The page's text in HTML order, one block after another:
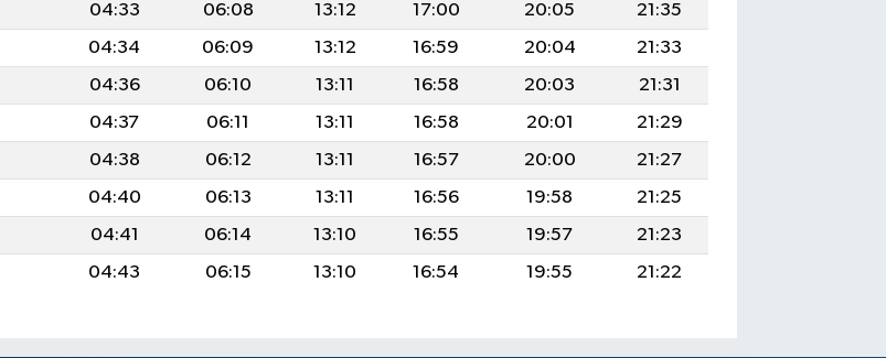
04:33 06:08 13:12 17:00 20:05
21:35
04:34 06:09 13:12 16:59 20:04
21:33
04:36 06:10 13:11 16:58 20:03
21:31
04:37 06:11 13:11 16:58 20:01
21:29
04:38 06:12 13:11 16:57 20:00
21:27
04:40 06:13 13:11 16:56 19:58
21:25
04:41 06:14 13:10 16:55 19:57
21:23
04:43 06:15 13:10 16:54 19:55 21:22